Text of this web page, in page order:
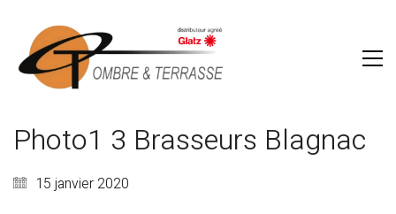
Photo1 3 Brasseurs Blagnac
15 janvier 2020